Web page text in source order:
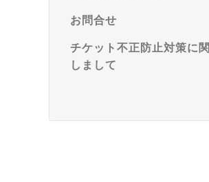
お問合せ
チケット不正防止対策に関
しまして